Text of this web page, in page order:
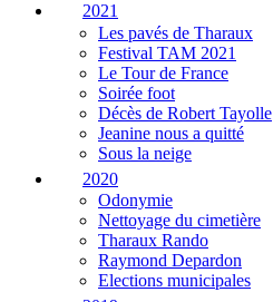
2021
Les pavés de Tharaux
Festival TAM 2021
Le Tour de France
Soirée foot
Décès de Robert Tayolle
Jeanine nous a quitté
Sous la neige
2020
Odonymie
Nettoyage du cimetière
Tharaux Rando
Raymond Depardon
Elections municipales